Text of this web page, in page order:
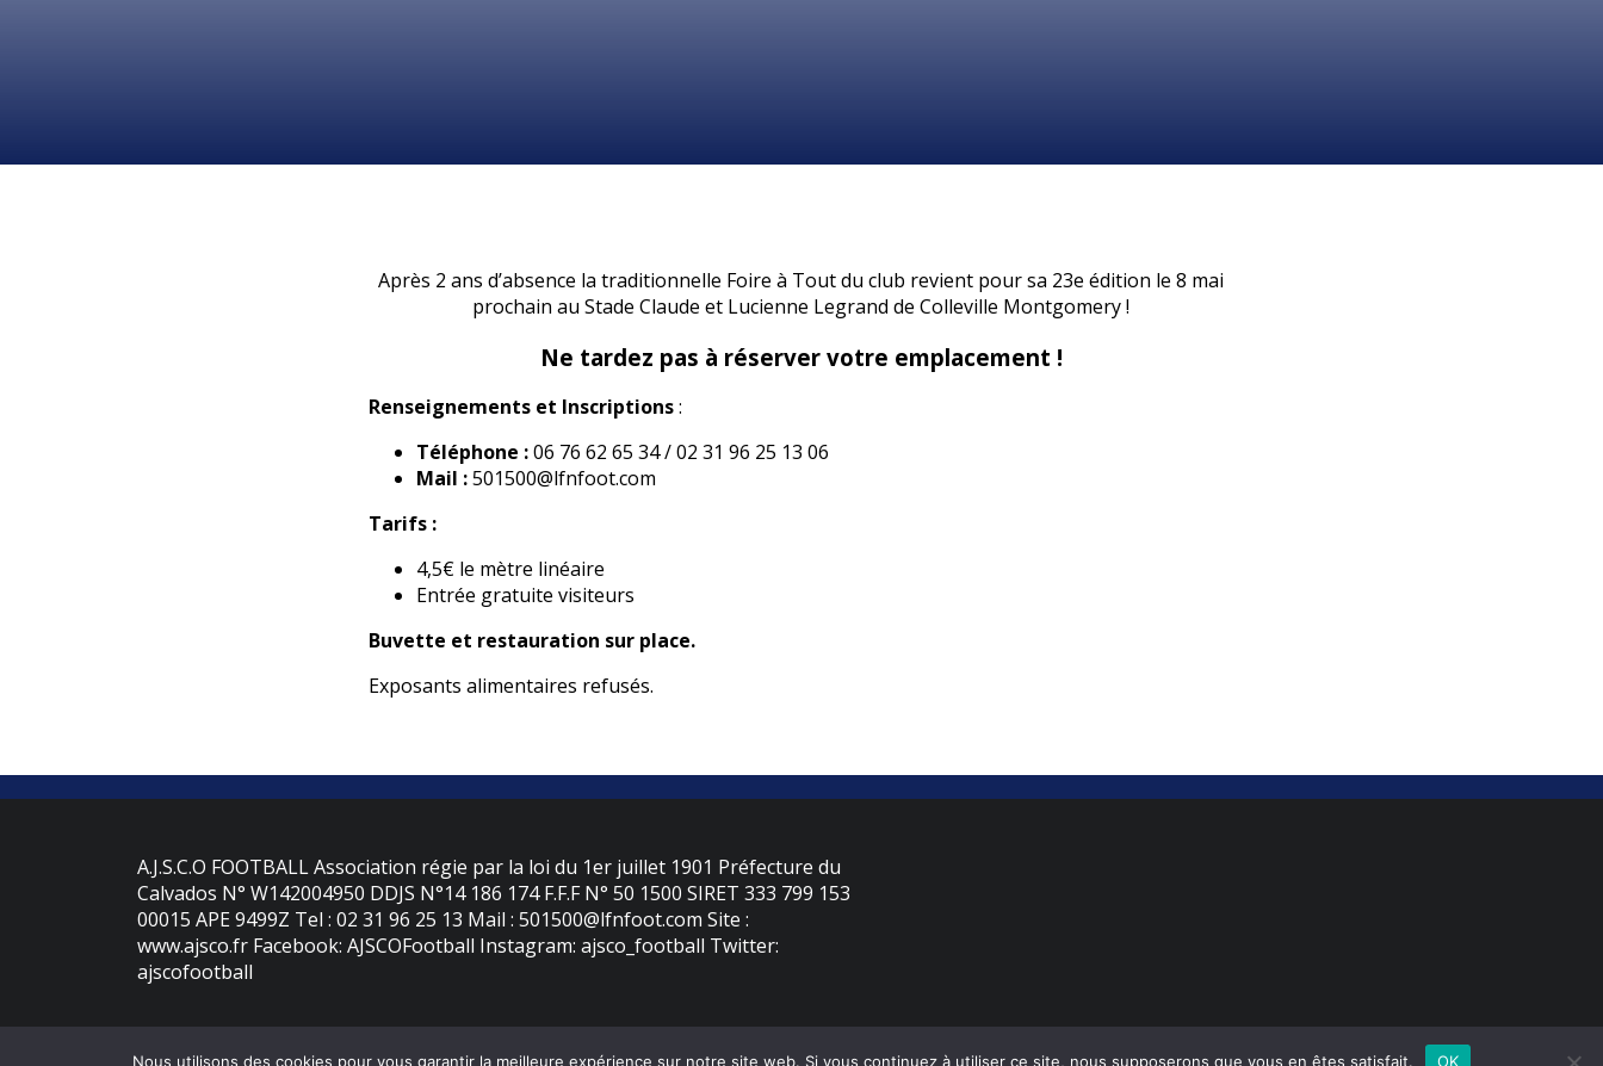
Après 2 ans d’absence la traditionnelle Foire à Tout du club revient pour sa 23e édition le 8 mai
prochain au Stade Claude et Lucienne Legrand de Colleville Montgomery !
Ne tardez pas à réserver votre emplacement !
Renseignements et Inscriptions:
Téléphone :06 76 62 65 34 / 02 31 96 25 13 06
Mail :501500@lfnfoot.com
Tarifs :
4,5€ le mètre linéaire
Entrée gratuite visiteurs
Buvette et restauration sur place.
Exposants alimentaires refusés.
A.J.S.C.O FOOTBALL Association régie par la loi du 1er juillet 1901 Préfecture du
Calvados N° W142004950 DDJS N°14 186 174 F.F.F N° 50 1500 SIRET 333 799 153
00015 APE 9499Z Tel : 02 31 96 25 13 Mail : 501500@lfnfoot.com Site :
www.ajsco.fr Facebook: AJSCOFootball Instagram: ajsco_football Twitter:
ajscofootball
Nous utilisons des cookies pour vous garantir la meilleure expérience sur notre site web. Si vous continuez à utiliser ce site, nous supposerons que vous en êtes satisfait. OK